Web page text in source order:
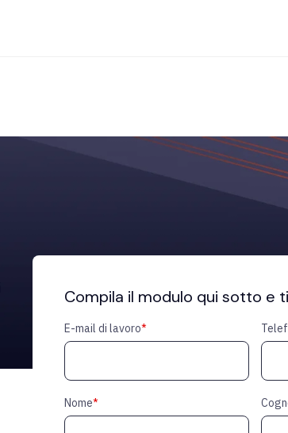
Compila il modulo qui sotto e
E-mail di lavoro*
Nome*